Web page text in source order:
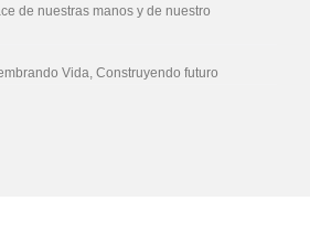
de nuestras manos y de nuestro
Vida, Construyendo futuro